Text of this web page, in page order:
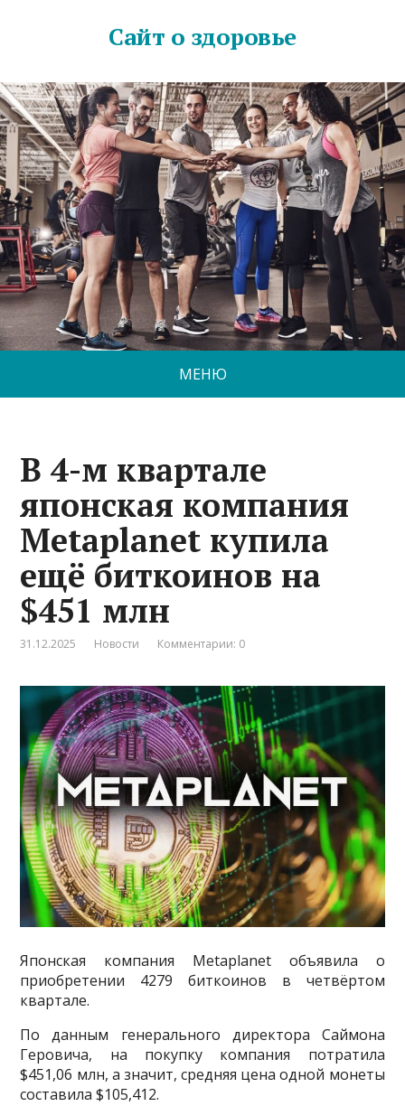
Сайт о здоровье
МЕНЮ
В 4-м квартале
японская компания
Metaplanet купила
ещё биткоинов на
$451 млн
31.12.2025 Новости Комментарии: 0
Японская компания Metaplanet объявила о
приобретении 4279 биткоинов в четвёртом
квартале.
По данным генерального директора Саймона
Геровича, на покупку компания потратила
$451,06 млн, а значит, средняя цена одной монеты
составила $105,412.